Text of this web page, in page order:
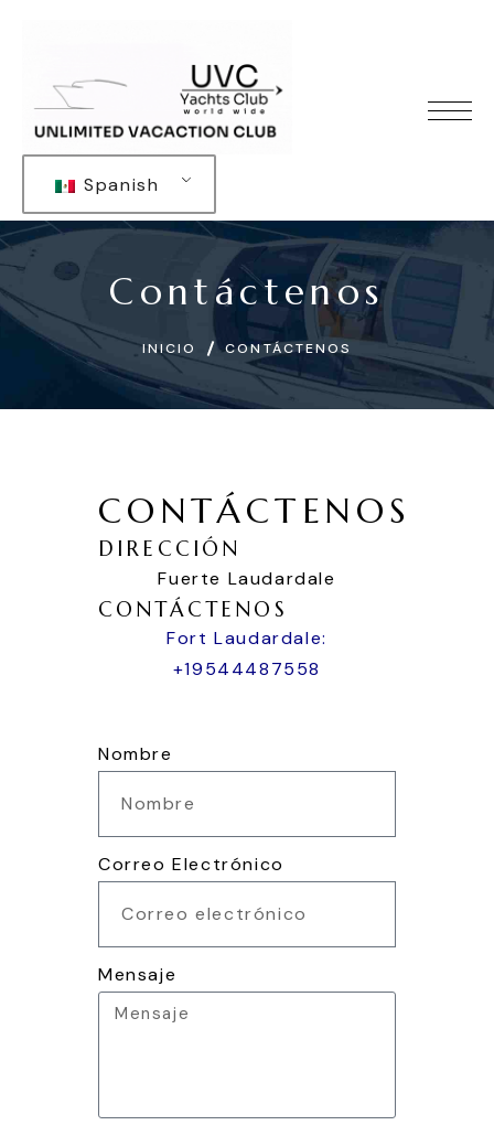
Spanish
Contáctenos
INICIO CONTÁCTENOS
CONTÁCTENOS
DIRECCIÓN
Fuerte Laudardale
CONTÁCTENOS
Fort Laudardale:
+19544487558
Nombre
Correo Electrónico
Mensaje